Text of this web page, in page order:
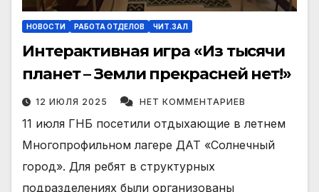
НОВОСТИ РАБОТА ОТДЕЛОВ ЧИТ.ЗАЛ
Интерактивная игра «Из тысячи
планет – Земли прекрасней нет!»
12 ИЮЛЯ 2025 НЕТ КОММЕНТАРИЕВ
11 июля ГНБ посетили отдыхающие в летнем
Многопрофильном лагере ДАТ «Солнечный
город». Для ребят в структурных
подразделениях были организованы